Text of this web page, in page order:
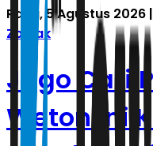
Rabu, 5 Agustus 2026
Zodiak
Jago Cari
Weton Ini